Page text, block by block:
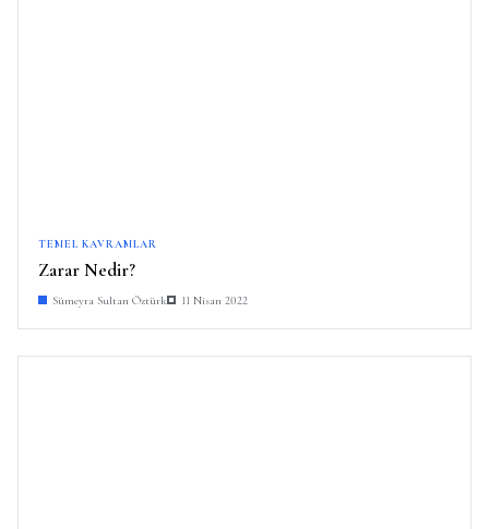
TEMEL KAVRAMLAR
Zarar Nedir?
Sümeyra Sultan Öztürk 11 Nisan 2022